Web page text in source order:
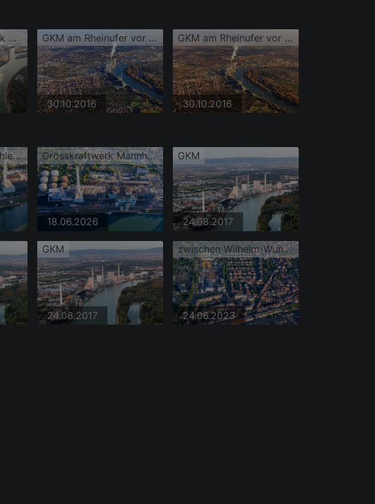
GKM: Grosskraftwerk Mannheim am Rheinufer GKM am Rheinufer vor dem Rheinauhafen aus Westen
30.10.2016
GKM am Rheinufer vor dem Rheinauhafen aus Westen
30.10.2016
Öltanks und Steinkohlehalde des Grosskraftwerk Mannheim GKM am Rhein Grosskraftwerk Mannheim am Rheinufer
18.06.2026
GKM
24.08.2017
GKM
24.08.2017
zwischen Wilhelm-Wundt-Straße und Marguerrestraße
24.06.2023